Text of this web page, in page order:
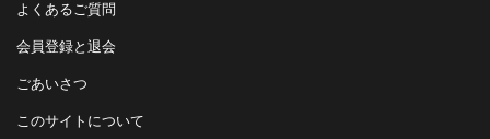
よくあるご質問
会員登録と退会
ごあいさつ
このサイトについて